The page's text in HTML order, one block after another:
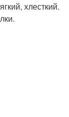
хлесткий.